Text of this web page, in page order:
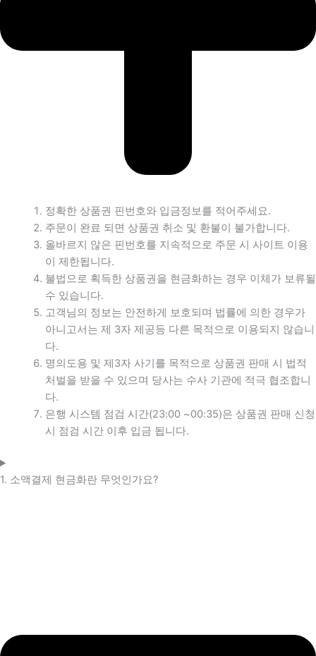
정확한 상품권 핀번호와 입금정보를 적어주세요.
주문이 완료 되면 상품권 취소 및 환불이 불가합니다.
올바르지 않은 핀번호를 지속적으로 주문 시 사이트 이용
이 제한됩니다.
불법으로 획득한 상품권을 현금화하는 경우 이체가 보류될
수 있습니다.
고객님의 정보는 안전하게 보호되며 법률에 의한 경우가
아니고서는 제 3자 제공등 다른 목적으로 이용되지 않습니
다.
명의도용 및 제3자 사기를 목적으로 상품권 판매 시 법적
처벌을 받을 수 있으며 당사는 수사 기관에 적극 협조합니
다.
은행 시스템 점검 시간(23:00 ~00:35)은 상품권 판매 신청
시 점검 시간 이후 입금 됩니다.
1. 소액결제 현금화란 무엇인가요?